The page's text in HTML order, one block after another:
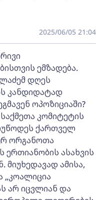
2025/06/05 21:04
ემზადება.
დღეს
კანდიდატად
ოპოზიციაში?
კომიტეტის
ქართველ
ორგანოთა
ერთიანობის ასახვის
ამისა,
„კოალიცია
არ იცვლიან და